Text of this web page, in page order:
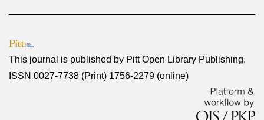
This journal is published by Pitt Open Library Publishing.
ISSN 0027-7738 (Print) 1756-2279 (online)